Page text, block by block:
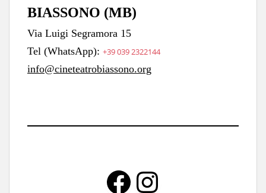
BIASSONO (MB)
Via Luigi Segramora 15
Tel (WhatsApp): +39 039 2322144
info@cineteatrobiassono.org
Facebook